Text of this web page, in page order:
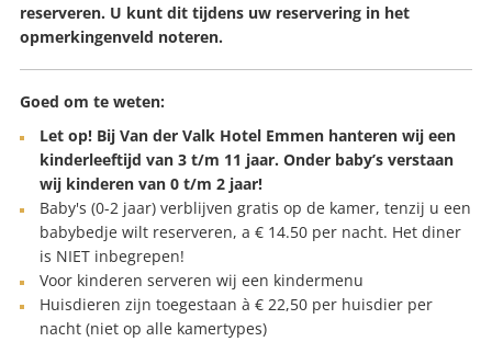
reserveren. U kunt dit tijdens uw reservering in het
opmerkingenveld noteren.
Goed om te weten:
Let op! Bij Van der Valk Hotel Emmen hanteren wij een
kinderleeftijd van 3 t/m 11 jaar. Onder baby’s verstaan
wij kinderen van 0 t/m 2 jaar!
Baby's (0-2 jaar) verblijven gratis op de kamer, tenzij u een
babybedje wilt reserveren, a € 14.50 per nacht. Het diner
is NIET inbegrepen!
Voor kinderen serveren wij een kindermenu
Huisdieren zijn toegestaan à € 22,50 per huisdier per
nacht (niet op alle kamertypes)